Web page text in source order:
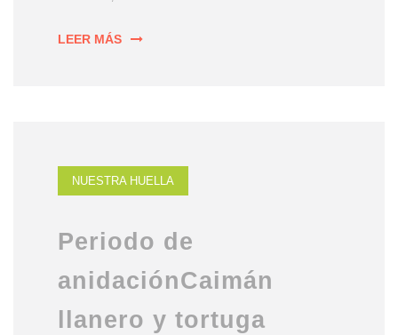
LEER MÁS
NUESTRA HUELLA
Periodo de
anidaciónCaimán
llanero y tortuga